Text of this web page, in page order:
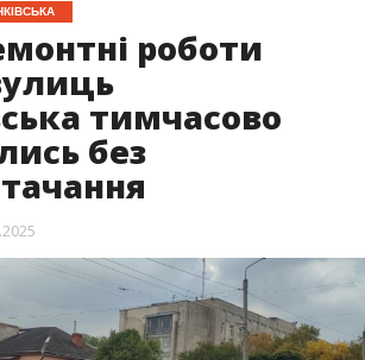
роботи
тимчасово
без